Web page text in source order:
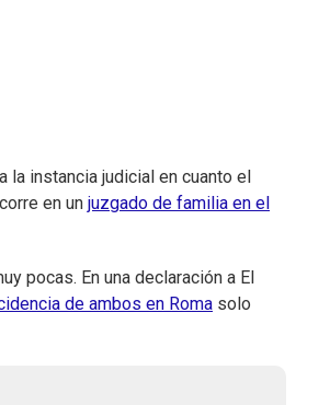
la instancia judicial en cuanto el
en un juzgado de familia en el
pocas. En una declaración a El
de ambos en Roma solo